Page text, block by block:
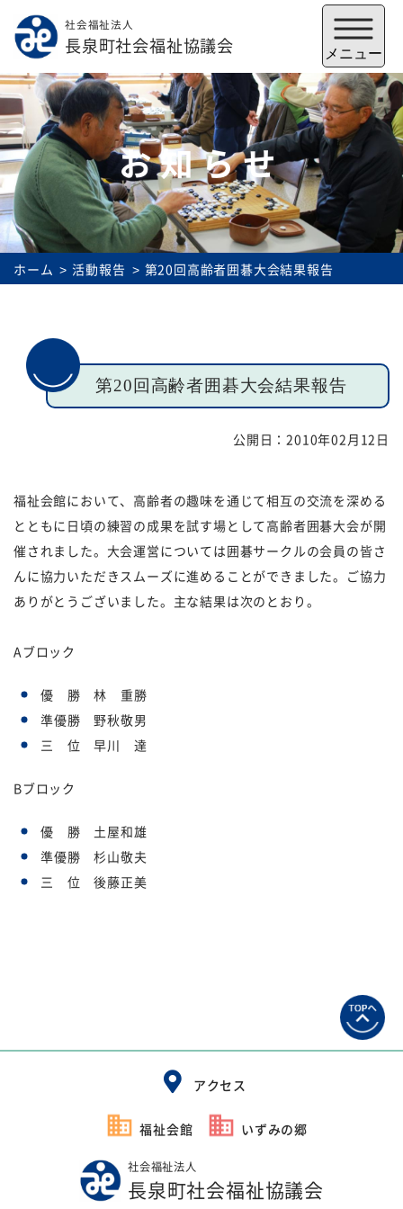
社会福祉法人
長泉町社会福祉協議会 メニュー
メニューを閉じる
社協とは サービス
規約・様式
採用 あゆみ（沿革）
お問い合せ お知らせ
プライバシーポリシー
免責事項
お知らせ
ホーム 活動報告 第20回高齢者囲碁大会結果報告
第20回高齢者囲碁大会結果報告
公開日：2010年02月12日
福祉会館において、高齢者の趣味を通じて相互の交流を深める
とともに日頃の練習の成果を試す場として高齢者囲碁大会が開
催されました。大会運営については囲碁サークルの会員の皆さ
んに協力いただきスムーズに進めることができました。ご協力
ありがとうございました。主な結果は次のとおり。
Aブロック
優 勝 林 重勝
準優勝 野秋敬男
三 位 早川 達
Bブロック
優 勝 土屋和雄
準優勝 杉山敬夫
三 位 後藤正美
アクセス
福祉会館 いずみの郷
社会福祉法人
長泉町社会福祉協議会